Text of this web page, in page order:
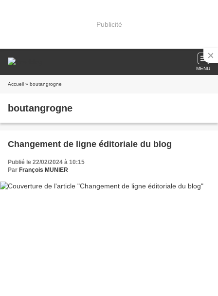
Publicité
MENU
Accueil » boutangrogne
boutangrogne
Changement de ligne éditoriale du blog
Publié le 22/02/2024 à 10:15
Par François MUNIER